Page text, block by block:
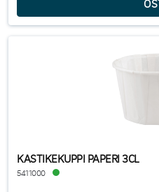
KASTIKEKUPPI PAPERI 3CL
5411000